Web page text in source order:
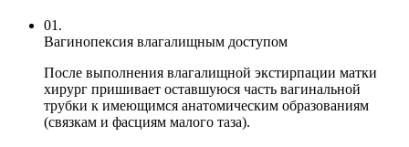
01.
Вагинопексия влагалищным доступом
После выполнения влагалищной экстирпации матки
хирург пришивает оставшуюся часть вагинальной
трубки к имеющимся анатомическим образованиям
(связкам и фасциям малого таза).